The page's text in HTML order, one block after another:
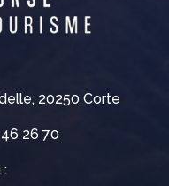
20250 Corte
26 70
: